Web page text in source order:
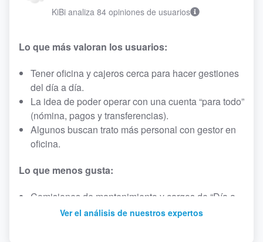
KiBi analiza 84 opiniones de usuarios
Lo que más valoran los usuarios:
Tener oficina y cajeros cerca para hacer gestiones
del día a día.
La idea de poder operar con una cuenta “para todo”
(nómina, pagos y transferencias).
Algunos buscan trato más personal con gestor en
oficina.
Lo que menos gusta:
Comisiones de mantenimiento y cargos de “Día a
Día” percibidos como altos o poco claros.
Ver el análisis de nuestros expertos